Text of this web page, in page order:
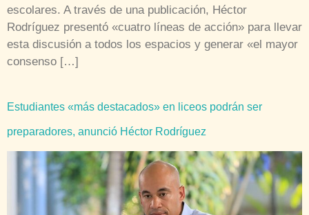
escolares. A través de una publicación, Héctor
Rodríguez presentó «cuatro líneas de acción» para llevar
esta discusión a todos los espacios y generar «el mayor
consenso […]
Estudiantes «más destacados» en liceos podrán ser
preparadores, anunció Héctor Rodríguez